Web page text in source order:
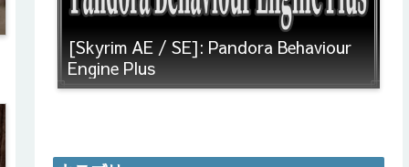
[Skyrim AE / SE]: Pandora Behaviour
Engine Plus